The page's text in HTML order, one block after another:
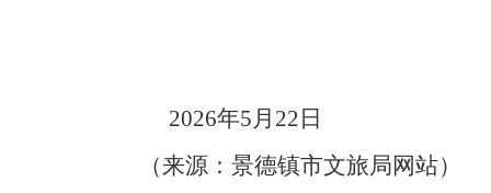
2026年5月 22 日
（来源：景德镇市文旅局网站）